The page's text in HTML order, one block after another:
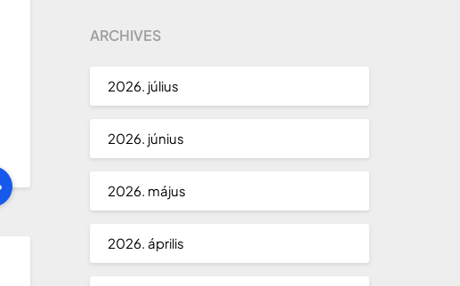
ARCHIVES
2026. július
2026. június
2026. május
2026. április